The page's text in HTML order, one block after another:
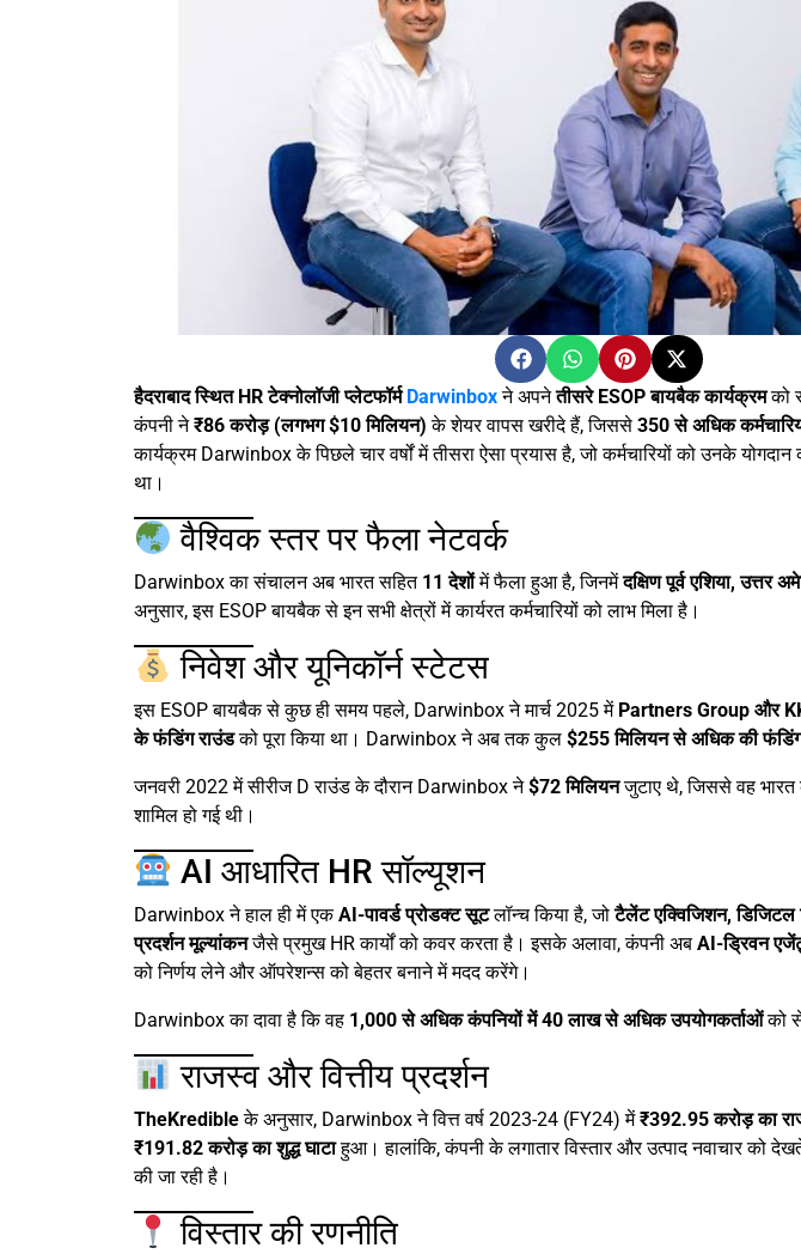
हैदराबाद स्थित HR टेक्नोलॉजी प्लेटफॉर्मDarwinboxने अपनेतीसरे ESOP बायबैक कार्यक्रमको
कंपनी ने₹86 करोड़ (लगभग $10 मिलियन) के शेयर वापस खरीदे हैं, जिससे 350 से अधिक
कार्यक्रम Darwinbox के पिछले चार वर्षों में तीसरा ऐसा प्रयास है, जो कर्मचारियों को उनके
था।
वैश्विक स्तर पर फैला नेटवर्क
Darwinbox का संचालन अब भारत सहित 11 देशोंमें फैला हुआ है, जिनमेंदक्षिण पूर्व एशिया, उत्तर
अनुसार, इस ESOP बायबैक से इन सभी क्षेत्रों में कार्यरत कर्मचारियों को लाभ मिला है।
निवेश और यूनिकॉर्न स्टेटस
इस ESOP बायबैक से कुछ ही समय पहले, Darwinbox ने मार्च 2025 में Partners Group और
के फंडिंग राउंडको पूरा किया था। Darwinbox ने अब तक कुल $255 मिलियन से अधिक की
जनवरी 2022 में सीरीज D राउंड के दौरान Darwinbox ने$72 मिलियनजुटाए थे, जिससे वह भारत
शामिल हो गई थी।
AI आधारित HR सॉल्यूशन
Darwinbox ने हाल ही में एकAI-पावर्ड प्रोडक्ट सूटलॉन्च किया है, जोटैलेंट एक्विजिशन, डिजिटल
प्रदर्शन मूल्यांकनजैसे प्रमुख HR कार्यों को कवर करता है। इसके अलावा, कंपनी अब AI-ड्रिवन
को निर्णय लेने और ऑपरेशन्स को बेहतर बनाने में मदद करेंगे।
Darwinbox का दावा है कि वह 1,000 से अधिक कंपनियों में 40 लाख से अधिक उपयोगकर्ताओंको
राजस्व और वित्तीय प्रदर्शन
TheKredibleके अनुसार, Darwinbox ने वित्त वर्ष 2023-24 (FY24) में₹392.95 करोड़ का
₹191.82 करोड़ का शुद्ध घाटाहुआ। हालांकि, कंपनी के लगातार विस्तार और उत्पाद नवाचार को
की जा रही है।
विस्तार की रणनीति